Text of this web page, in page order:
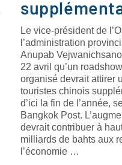
Le vice-président de
l’administration
Anupab
22 avril qu’un
organisé devrait attirer
touristes chinois
d’ici la fin de l’année,
Bangkok Post.
devrait contribuer à
milliards de bahts aux
l’économie …